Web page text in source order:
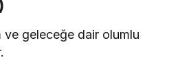
ve geleceğe dair olumlu